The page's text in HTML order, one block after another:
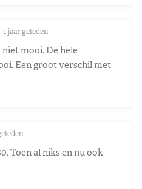
1 jaar geleden
mooi. De hele
Een groot verschil met
Toen al niks en nu ook